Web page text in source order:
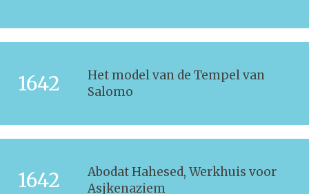
1642
Het model van de Tempel van
Salomo
1642
Abodat Hahesed, Werkhuis voor
Asjkenaziem